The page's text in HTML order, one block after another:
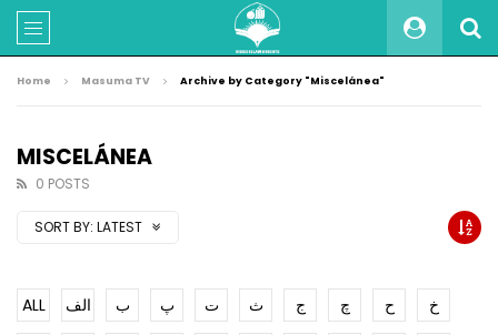
Home Masuma TV Archive by Category "Miscelánea"
MISCELÁNEA
0 POSTS
SORT BY: LATEST
ALL الف ب پ ت ث ج چ ح
خ